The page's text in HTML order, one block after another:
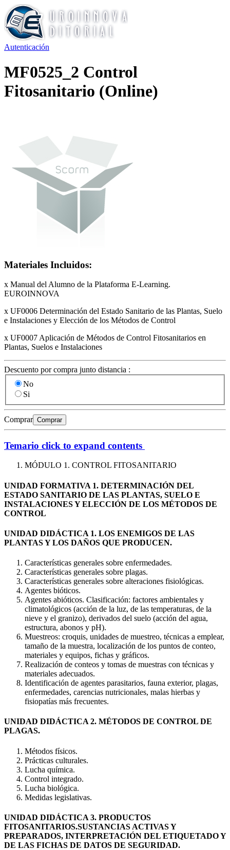
Autenticación
MF0525_2 Control
Fitosanitario (Online)
Materiales Incluidos:
x Manual del Alumno de la Plataforma E-Learning.
EUROINNOVA
x UF0006 Determinación del Estado Sanitario de las Plantas, Suelo
e Instalaciones y Elección de los Métodos de Control
x UF0007 Aplicación de Métodos de Control Fitosanitarios en
Plantas, Suelos e Instalaciones
Descuento por compra junto distancia :
No
Si
Comprar Comprar
Temario click to expand contents
MÓDULO 1. CONTROL FITOSANITARIO
UNIDAD FORMATIVA 1. DETERMINACIÓN DEL
ESTADO SANITARIO DE LAS PLANTAS, SUELO E
INSTALACIONES Y ELECCIÓN DE LOS MÉTODOS DE
CONTROL
UNIDAD DIDÁCTICA 1. LOS ENEMIGOS DE LAS
PLANTAS Y LOS DAÑOS QUE PRODUCEN.
Características generales sobre enfermedades.
Características generales sobre plagas.
Características generales sobre alteraciones fisiológicas.
Agentes bióticos.
Agentes abióticos. Clasificación: factores ambientales y
climatológicos (acción de la luz, de las temperaturas, de la
nieve y el granizo), derivados del suelo (acción del agua,
estructura, abonos y pH).
Muestreos: croquis, unidades de muestreo, técnicas a emplear,
tamaño de la muestra, localización de los puntos de conteo,
materiales y equipos, fichas y gráficos.
Realización de conteos y tomas de muestras con técnicas y
materiales adecuados.
Identificación de agentes parasitarios, fauna exterior, plagas,
enfermedades, carencias nutricionales, malas hierbas y
fisiopatías más frecuentes.
UNIDAD DIDÁCTICA 2. MÉTODOS DE CONTROL DE
PLAGAS.
Métodos físicos.
Prácticas culturales.
Lucha química.
Control integrado.
Lucha biológica.
Medidas legislativas.
UNIDAD DIDÁCTICA 3. PRODUCTOS
FITOSANITARIOS.SUSTANCIAS ACTIVAS Y
PREPARADOS, INTERPRETACIÓN DEL ETIQUETADO Y
DE LAS FICHAS DE DATOS DE SEGURIDAD.